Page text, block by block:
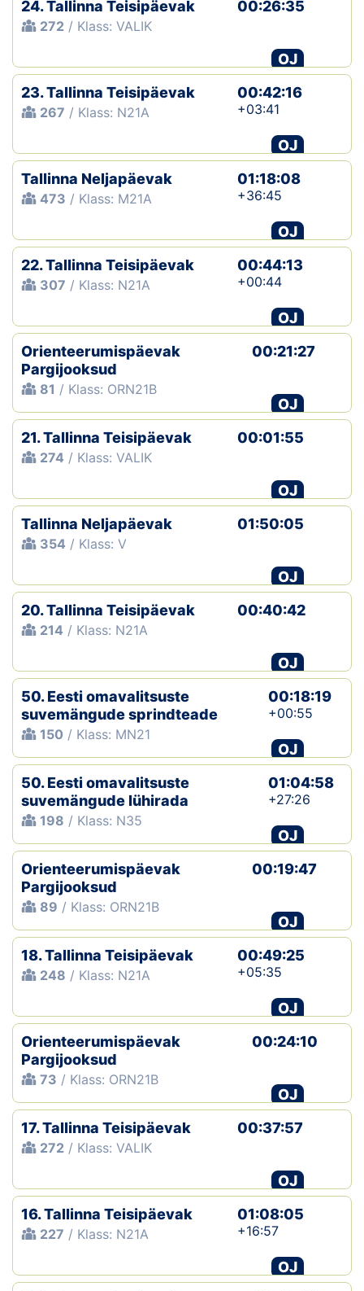
24. Tallinna Teisipäevak
272 / Klass: VALIK
00:26:35
OJ
23. Tallinna Teisipäevak
267 / Klass: N21A
00:42:16
+03:41
OJ
Tallinna Neljapäevak
473 / Klass: M21A
01:18:08
+36:45
OJ
22. Tallinna Teisipäevak
307 / Klass: N21A
00:44:13
+00:44
OJ
Orienteerumispäevak
Pargijooksud
81 / Klass: ORN21B
00:21:27
OJ
21. Tallinna Teisipäevak
274 / Klass: VALIK
00:01:55
OJ
Tallinna Neljapäevak
354 / Klass: V
01:50:05
OJ
20. Tallinna Teisipäevak
214 / Klass: N21A
00:40:42
OJ
50. Eesti omavalitsuste
suvemängude sprindteade
150 / Klass: MN21
00:18:19
+00:55
OJ
50. Eesti omavalitsuste
suvemängude lühirada
198 / Klass: N35
01:04:58
+27:26
OJ
Orienteerumispäevak
Pargijooksud
89 / Klass: ORN21B
00:19:47
OJ
18. Tallinna Teisipäevak
248 / Klass: N21A
00:49:25
+05:35
OJ
Orienteerumispäevak
Pargijooksud
73 / Klass: ORN21B
00:24:10
OJ
17. Tallinna Teisipäevak
272 / Klass: VALIK
00:37:57
OJ
16. Tallinna Teisipäevak
227 / Klass: N21A
01:08:05
+16:57
OJ